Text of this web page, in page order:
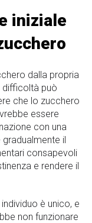
iniziale
dalla propria
difficoltà può
che lo zucchero
essere
con una
gradualmente il
consapevoli
e rendere il
è unico, e
non funzionare